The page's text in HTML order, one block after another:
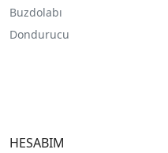
Buzdolabı
Dondurucu
HESABIM